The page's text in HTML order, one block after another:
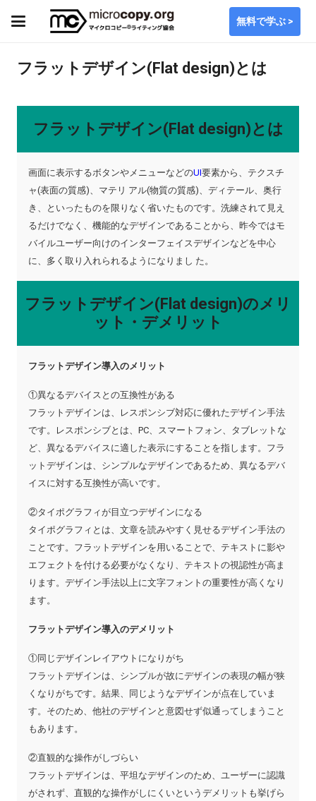
無料で学ぶ >
フラットデザイン(Flat design)とは
フラットデザイン(Flat design)とは
画面に表示するボタンやメニューなどのUI要素から、テクスチ
ャ(表面の質感)、マテリ アル(物質の質感)、ディテール、奥行
き、といったものを限りなく省いたものです。洗練されて見え
るだけでなく、機能的なデザインであることから、昨今ではモ
バイルユーザー向けのインターフェイスデザインなどを中心
に、多く取り入れられるようになりまし た。
フラットデザイン(Flat design)のメリ
ット・デメリット
フラットデザイン導入のメリット
①異なるデバイスとの互換性がある
フラットデザインは、レスポンシブ対応に優れたデザイン手法
です。レスポンシブとは、PC、スマートフォン、タブレットな
ど、異なるデバイスに適した表示にすることを指します。フラ
ットデザインは、シンプルなデザインであるため、異なるデバ
イスに対する互換性が高いです。
②タイポグラフィが目立つデザインになる
タイポグラフィとは、文章を読みやすく見せるデザイン手法の
ことです。フラットデザインを用いることで、テキストに影や
エフェクトを付ける必要がなくなり、テキストの視認性が高ま
ります。デザイン手法以上に文字フォントの重要性が高くなり
ます。
フラットデザイン導入のデメリット
①同じデザインレイアウトになりがち
フラットデザインは、シンプルが故にデザインの表現の幅が狭
くなりがちです。結果、同じようなデザインが点在していま
す。そのため、他社のデザインと意図せず似通ってしまうこと
もあります。
②直観的な操作がしづらい
フラットデザインは、平坦なデザインのため、ユーザーに認識
がされず、直観的な操作がしにくいというデメリットも挙げら